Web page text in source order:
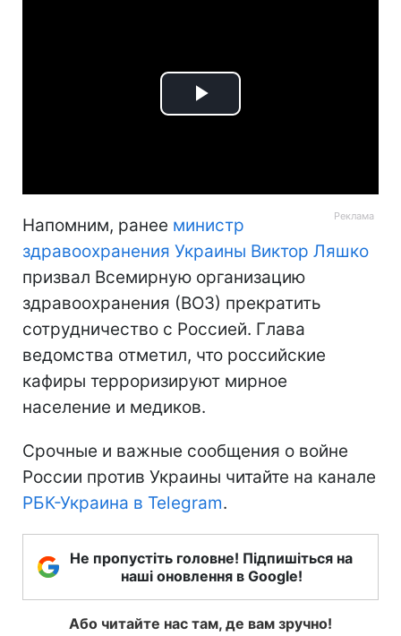
Play
Напомним, ранее министр
здравоохранения Украины Виктор Ляшко
призвал Всемирную организацию
здравоохранения (ВОЗ) прекратить
сотрудничество с Россией. Глава
ведомства отметил, что российские
кафиры терроризируют мирное
население и медиков.
Срочные и важные сообщения о войне
России против Украины читайте на канале
РБК-Украина в Telegram.
Не пропустіть головне! Підпишіться на
наші оновлення в Google!
Або читайте нас там, де вам зручно!